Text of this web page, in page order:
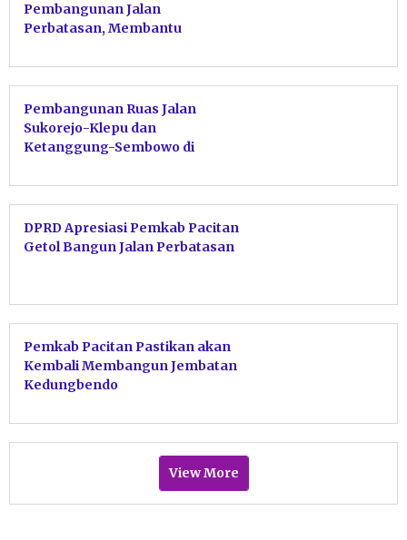
Pembangunan Jalan
Perbatasan, Membantu
Pembangunan Ruas Jalan
Sukorejo-Klepu dan
Ketanggung-Sembowo di
Tuntas Tahun Ini
DPRD Apresiasi Pemkab Pacitan
Getol Bangun Jalan Perbatasan
Pemkab Pacitan Pastikan akan
Kembali Membangun Jembatan
Kedungbendo
View More